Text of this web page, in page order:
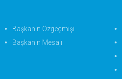
Başkanın Özgeçmişi
Başkanın Mesajı